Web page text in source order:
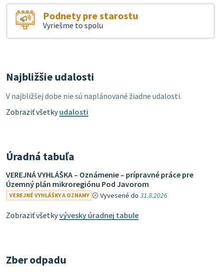
Podnety pre starostu
Vyriešme to spolu
Najbližšie udalosti
V najbližšej dobe nie sú naplánované žiadne udalosti.
Zobraziť všetkyudalosti
Úradná tabuľa
VEREJNÁ VYHLÁŠKA – Oznámenie – prípravné práce pre
Územný plán mikroregiónu Pod Javorom
VEREJNÉ VYHLÁŠKY A OZNAMY Vyvesené do31.8.2026
Zobraziť všetkyvývesky úradnej tabule
Zber odpadu